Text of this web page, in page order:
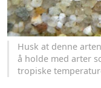
Husk at denne
å holde med arter
tropiske